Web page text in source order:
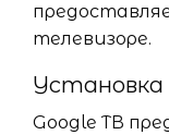
телевизоре.
Установка
Google ТВ